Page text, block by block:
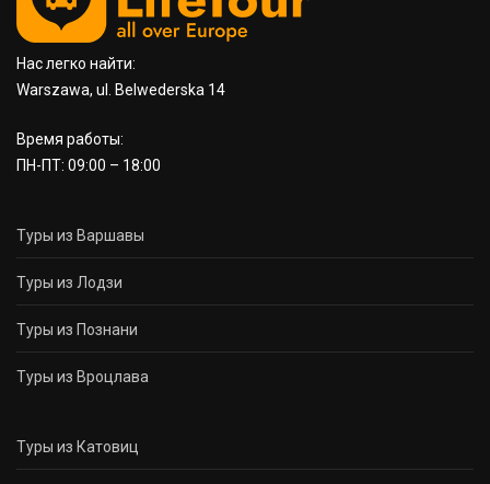
Нас легко найти:
Warszawa, ul. Belwederska 14
Время работы:
ПН-ПТ: 09:00 – 18:00
Туры из Варшавы
Туры из Лодзи
Туры из Познани
Туры из Вроцлава
Туры из Катовиц